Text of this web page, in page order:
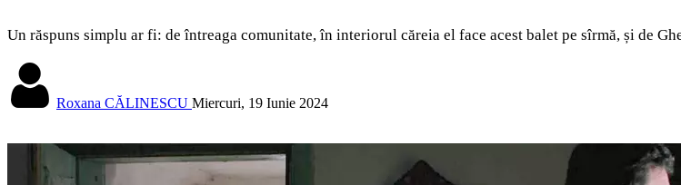
Un răspuns simplu ar fi: de întreaga comunitate, în interiorul căreia el face acest balet pe sîrmă, și de
Roxana CĂLINESCU Miercuri, 19 Iunie 2024